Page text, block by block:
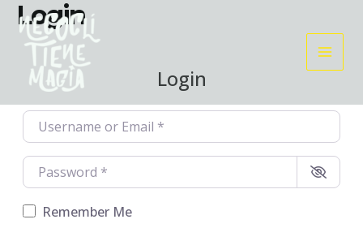
contenido
Login
Login
Username or Email
Password
Remember Me